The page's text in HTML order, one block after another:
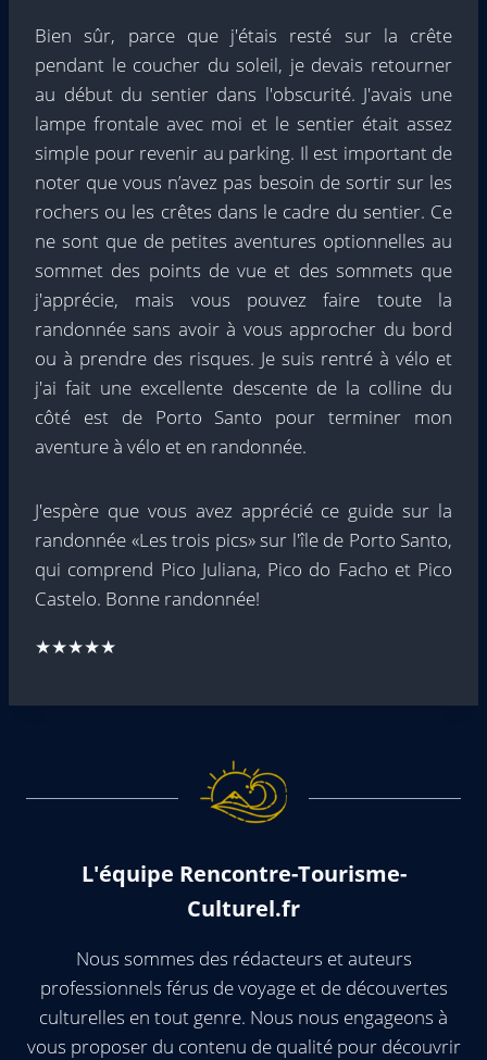
Bien sûr, parce que j'étais resté sur la crête
pendant le coucher du soleil, je devais retourner
au début du sentier dans l'obscurité. J'avais une
lampe frontale avec moi et le sentier était assez
simple pour revenir au parking. Il est important de
noter que vous n’avez pas besoin de sortir sur les
rochers ou les crêtes dans le cadre du sentier. Ce
ne sont que de petites aventures optionnelles au
sommet des points de vue et des sommets que
j'apprécie, mais vous pouvez faire toute la
randonnée sans avoir à vous approcher du bord
ou à prendre des risques. Je suis rentré à vélo et
j'ai fait une excellente descente de la colline du
côté est de Porto Santo pour terminer mon
aventure à vélo et en randonnée.
J'espère que vous avez apprécié ce guide sur la
randonnée «Les trois pics» sur l'île de Porto Santo,
qui comprend Pico Juliana, Pico do Facho et Pico
Castelo. Bonne randonnée!
★★★★★
L'équipe Rencontre-Tourisme-
Culturel.fr
Nous sommes des rédacteurs et auteurs
professionnels férus de voyage et de découvertes
culturelles en tout genre. Nous nous engageons à
vous proposer du contenu de qualité pour découvrir